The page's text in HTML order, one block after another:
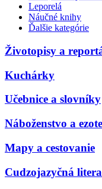
Leporelá
Náučné knihy
Ďalšie kategórie
Životopisy a
Kuchárky
Učebnice a slovníky
Náboženstvo a
Mapy a cestovanie
Cudzojazyčná